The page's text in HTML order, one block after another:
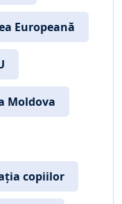
Europeană
Moldova
copiilor